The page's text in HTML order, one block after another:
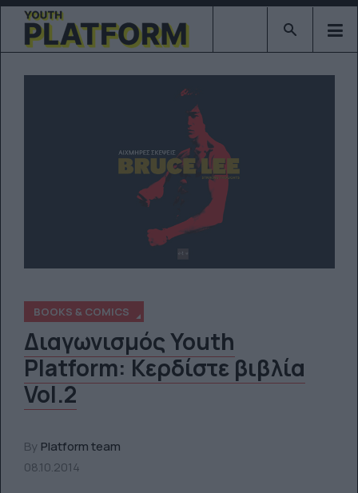
Type 2 or
BOOKS & COMICS
Διαγωνισμός Youth
Platform: Κερδίστε βιβλία
Vol.2
By Platform team
08.10.2014